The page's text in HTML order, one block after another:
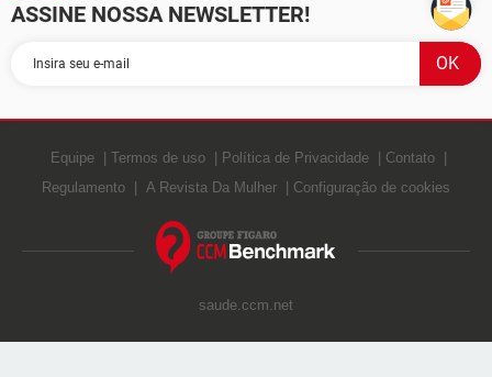
ASSINE NOSSA NEWSLETTER!
Equipe Termos de uso Política de Privacidade
Contato
Regulamento
A Revista Da Mulher Configuração de cookies
saude.ccm.net